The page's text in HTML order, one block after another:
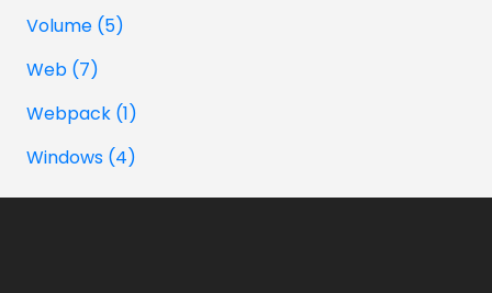
Volume (5)
Web (7)
Webpack (1)
Windows (4)